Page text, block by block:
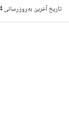
تاریخ آخرین به‌روزرسانی 2014-03-31 به‌وقت ساعت هماهنگ جهانی.